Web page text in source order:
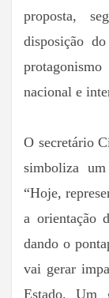
proposta,
disposição
nacional e
O secretário
simboliza
“Hoje,
a orientação
dando o
vai gerar
Estado. Um